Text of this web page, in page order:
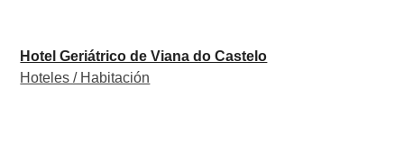
Hotel Geriátrico de Viana do Castelo
Hoteles / Habitación